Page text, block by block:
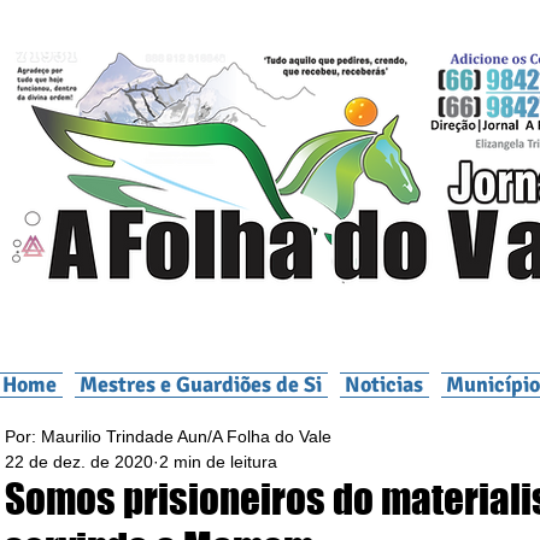
Home Mestres e Guardiões de Si Noticias
Somos prisioneiros do
Por: Maurilio Trindade Aun/A Folha do Vale
22 de dez. de 2020 2 min de leitura